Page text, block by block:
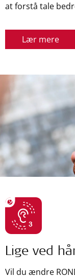
at forstå tale
Lær mere
Lige ved
Vil du ændre